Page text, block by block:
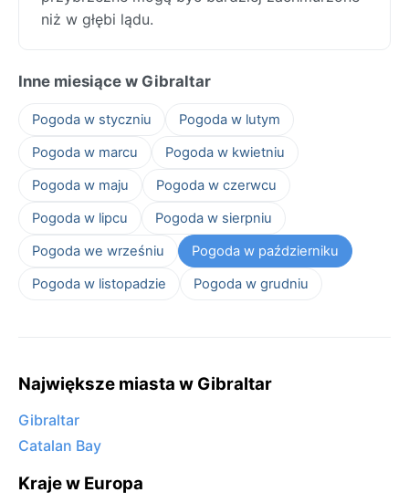
niż w głębi lądu.
Inne miesiące w Gibraltar
Pogoda w styczniu
Pogoda w lutym
Pogoda w marcu
Pogoda w kwietniu
Pogoda w maju
Pogoda w czerwcu
Pogoda w lipcu
Pogoda w sierpniu
Pogoda we wrześniu
Pogoda w październiku
Pogoda w listopadzie
Pogoda w grudniu
Największe miasta w Gibraltar
Gibraltar
Catalan Bay
Kraje w Europa